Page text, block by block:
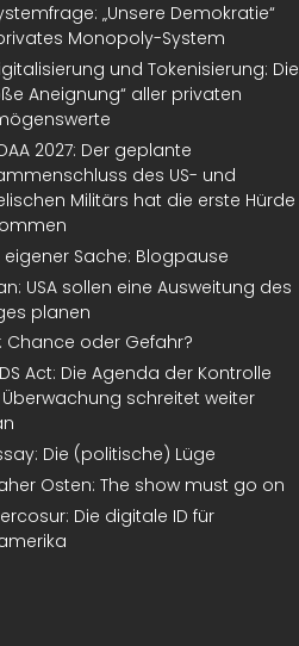
„Unsere Demokratie“
Monopoly-System
und Tokenisierung: Die
Aneignung“ aller privaten
2027: Der geplante
des US- und
Militärs hat die erste Hürde
eigener Sache: Blogpause
USA sollen eine Ausweitung des
planen
Chance oder Gefahr?
Act: Die Agenda der Kontrolle
schreitet weiter
Die (politische) Lüge
Osten: The show must go on
Die digitale ID für